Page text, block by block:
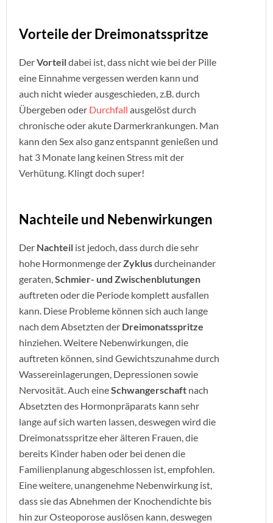
Vorteile der Dreimonatsspritze
DerVorteildabei ist, dass nicht wie bei der Pille
eine Einnahme vergessen werden kann und
auch nicht wieder ausgeschieden, z.B. durch
Übergeben oder Durchfall ausgelöst durch
chronische oder akute Darmerkrankungen. Man
kann den Sex also ganz entspannt genießen und
hat 3 Monate lang keinen Stress mit der
Verhütung. Klingt doch super!
Nachteile und Nebenwirkungen
Der Nachteil ist jedoch, dass durch die sehr
hohe Hormonmenge derZyklusdurcheinander
geraten,Schmier- und Zwischenblutungen
auftreten oder die Periode komplett ausfallen
kann. Diese Probleme können sich auch lange
nach dem Absetzten der Dreimonatsspritze
hinziehen. Weitere Nebenwirkungen, die
auftreten können, sind Gewichtszunahme durch
Wassereinlagerungen, Depressionen sowie
Nervosität. Auch eineSchwangerschaft nach
Absetzten des Hormonpräparats kann sehr
lange auf sich warten lassen, deswegen wird die
Dreimonatsspritze eher älteren Frauen, die
bereits Kinder haben oder bei denen die
Familienplanung abgeschlossen ist, empfohlen.
Eine weitere, unangenehme Nebenwirkung ist,
dass sie das Abnehmen der Knochendichte bis
hin zur Osteoporose auslösen kann, deswegen